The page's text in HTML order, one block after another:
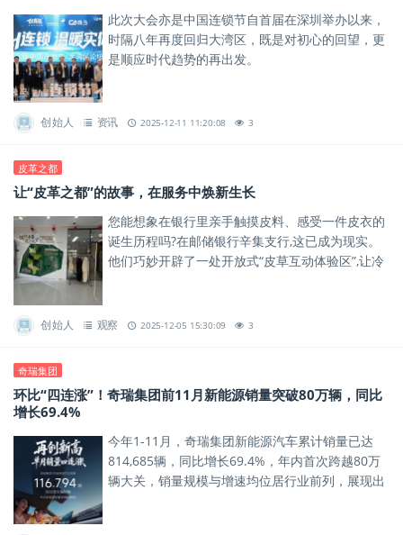
此次大会亦是中国连锁节自首届在深圳举办以来，
时隔八年再度回归大湾区，既是对初心的回望，更
是顺应时代趋势的再出发。
创始人 资讯 2025-12-11 11:20:08 3
皮革之都
让“皮革之都”的故事，在服务中焕新生长
您能想象在银行里亲手触摸皮料、感受一件皮衣的
诞生历程吗?在邮储银行辛集支行,这已成为现实。
他们巧妙开辟了一处开放式“皮草互动体验区”,让冷
创始人 观察 2025-12-05 15:30:09 3
奇瑞集团
环比“四连涨”！奇瑞集团前11月新能源销量突破80万辆，同比
增长69.4%
今年1-11月，奇瑞集团新能源汽车累计销量已达
814,685辆，同比增长69.4%，年内首次跨越80万
辆大关，销量规模与增速均位居行业前列，展现出